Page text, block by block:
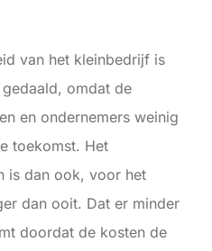
van het kleinbedrijf is
omdat de
en ondernemers weinig
toekomst. Het
is dan ook, voor het
dan ooit. Dat er minder
doordat de kosten de